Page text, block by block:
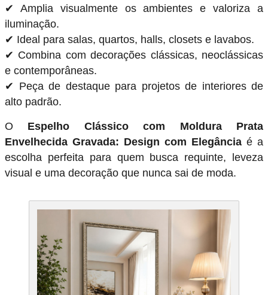
✔ Amplia visualmente os ambientes e valoriza a
iluminação.
✔ Ideal para salas, quartos, halls, closets e lavabos.
✔ Combina com decorações clássicas, neoclássicas
e contemporâneas.
✔ Peça de destaque para projetos de interiores de
alto padrão.
O Espelho Clássico com Moldura Prata
Envelhecida Gravada: Design com Elegância é a
escolha perfeita para quem busca requinte, leveza
visual e uma decoração que nunca sai de moda.